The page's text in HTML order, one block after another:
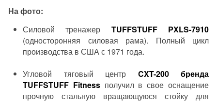
На фото:
Силовой тренажер TUFFSTUFF PXLS-7910
(односторонняя силовая рама). Полный цикл
производства в США с 1971 года.
Угловой тяговый центр CXT-200 бренда
TUFFSTUFF Fitnessполучил в свое оснащение
прочную стальную вращающуюся стойку для